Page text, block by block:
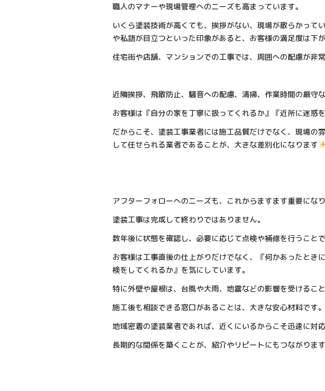
職人のマナーや現場管理へのニーズも高まっています。
いくら塗装技術が高くても、挨拶がない、現場が散らかって
や私語が目立つといった印象があると、お客様の満足度は下が
住宅街や店舗、マンションでの工事では、周囲への配慮が非常
近隣挨拶、飛散防止、騒音への配慮、清掃、作業時間の厳守
お客様は『自分の家を丁寧に扱ってくれるか』『近所に迷惑
だからこそ、塗装工事業者には施工品質だけでなく、現場の
して任せられる業者であることが、大きな差別化になります
アフターフォローへのニーズも、これからますます重要になり
塗装工事は完成して終わりではありません。
数年後に状態を確認し、必要に応じて点検や補修を行うこと
お客様は工事直後の仕上がりだけでなく、『何かあったとき
検をしてくれるか』を気にしています。
特に外壁や屋根は、台風や大雨、地震などの影響を受けること
施工後も相談できる窓口があることは、大きな安心材料です。
地域密着の塗装業者であれば、近くにいるからこそ迅速に対
長期的な関係を築くことが、紹介やリピートにもつながります